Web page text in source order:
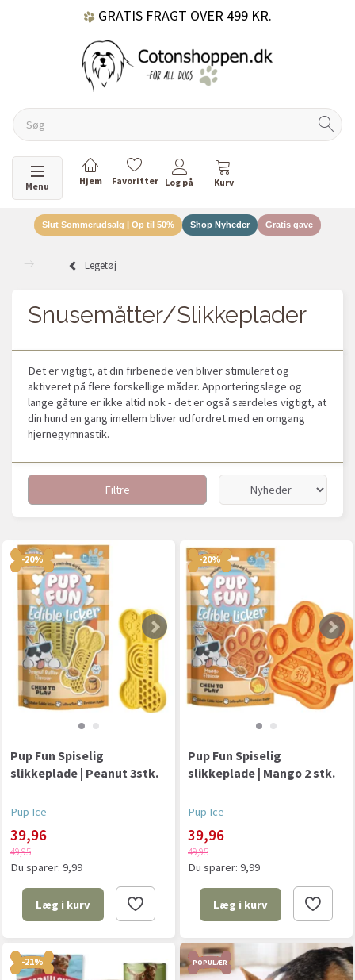
60 DAGES RETURRET
Skifte navigation
Menu
Slut Sommerudsalg | Op til 50% Shop Nyheder Gratis gave
Legetøj
Snusemåtter/Slikkeplader
Det er vigtigt, at din firbenede ven bliver stimuleret og
aktiveret på flere forskellige måder. Apporteringslege og
lange gåture er ikke altid nok - det er også særdeles vigtigt, at
din hund en gang imellem bliver udfordret med en omgang
hjernegymnastik.
Filtre
-20%
Pup Fun Spiselig
slikkeplade | Peanut 3stk.
Pup Ice
39,96
49,95
Du sparer: 9,99
Læg i kurv
-20%
Pup Fun Spiselig
slikkeplade | Mango 2 stk.
Pup Ice
39,96
49,95
Du sparer: 9,99
Læg i kurv
-21% POPULÆR